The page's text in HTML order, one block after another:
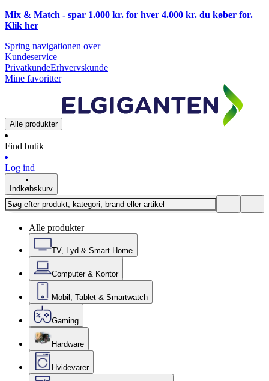
Mix & Match - spar 1.000 kr. for hver 4.000 kr. du køber for.
Klik her
Spring navigationen over
Kundeservice
PrivatkundeErhvervskunde
Mine favoritter
Alle produkter
Find butik
Log ind
Indkøbskurv
Alle produkter
TV, Lyd & Smart Home
Computer & Kontor
Mobil, Tablet & Smartwatch
Gaming
Hardware
Hvidevarer